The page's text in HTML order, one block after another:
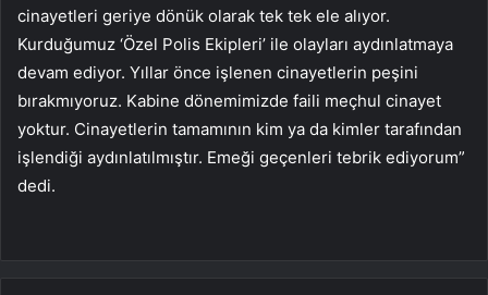
cinayetleri geriye dönük olarak tek tek ele alıyor.
Kurduğumuz ‘Özel Polis Ekipleri’ ile olayları aydınlatmaya
devam ediyor. Yıllar önce işlenen cinayetlerin peşini
bırakmıyoruz. Kabine dönemimizde faili meçhul cinayet
yoktur. Cinayetlerin tamamının kim ya da kimler tarafından
işlendiği aydınlatılmıştır. Emeği geçenleri tebrik ediyorum”
dedi.